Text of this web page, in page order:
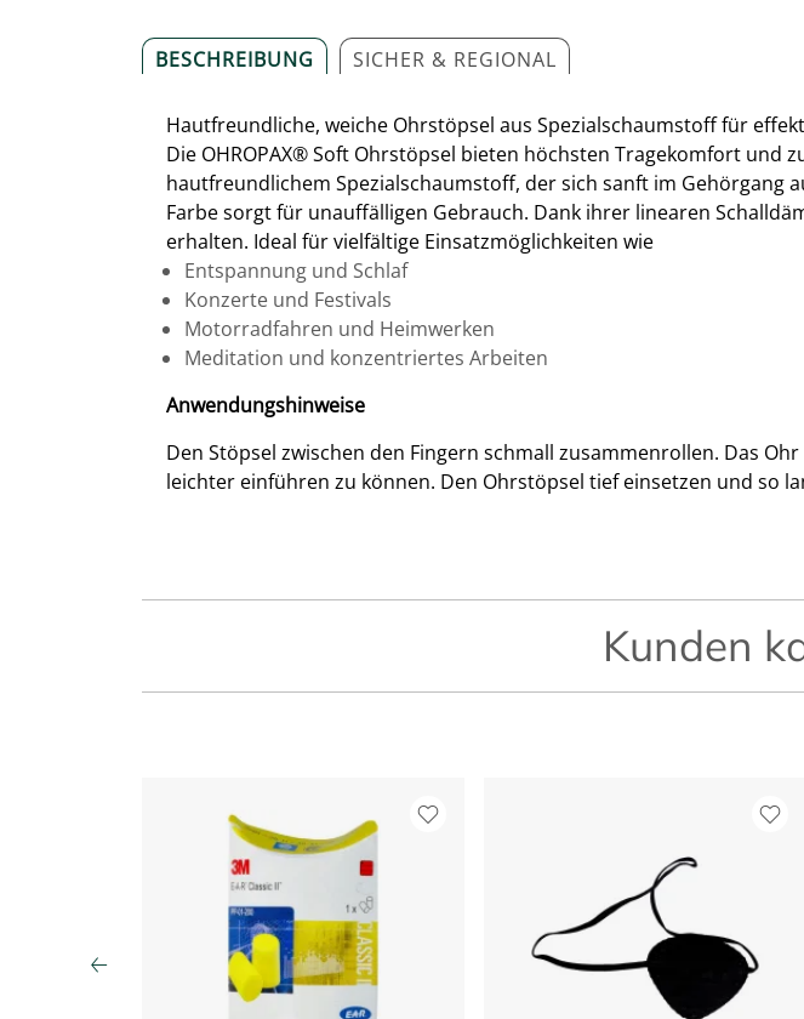
BESCHREIBUNG SICHER & REGIONAL
Hautfreundliche, weiche Ohrstöpsel aus Spezialschaumstoff für
Die OHROPAX® Soft Ohrstöpsel bieten höchsten Tragekomfort und
hautfreundlichem Spezialschaumstoff, der sich sanft im Gehörgang
Farbe sorgt für unauffälligen Gebrauch. Dank ihrer linearen
erhalten. Ideal für vielfältige Einsatzmöglichkeiten wie
Entspannung und Schlaf
Konzerte und Festivals
Motorradfahren und Heimwerken
Meditation und konzentriertes Arbeiten
Anwendungshinweise
Den Stöpsel zwischen den Fingern schmall zusammenrollen. Das
leichter einführen zu können. Den Ohrstöpsel tief einsetzen und so
Kunden